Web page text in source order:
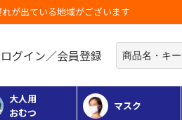
が出ている地域がございます
ログイン／会員登録
大人用
おむつ
マスク